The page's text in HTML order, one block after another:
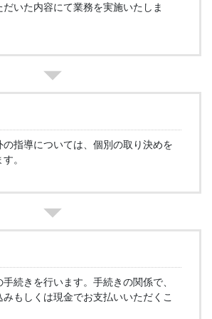
だいた内容にて業務を実施いたしま
指導については、個別の取り決めを
。
続きを行います。手続きの関係で、
もしくは現金でお支払いいただくこ